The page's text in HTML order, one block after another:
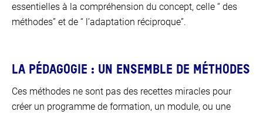
essentielles à la compréhension du concept, celle “ des
méthodes” et de “ l’adaptation réciproque”.
LA PÉDAGOGIE : UN ENSEMBLE DE MÉTHODES
Ces méthodes ne sont pas des recettes miracles pour
créer un programme de formation, un module, ou une